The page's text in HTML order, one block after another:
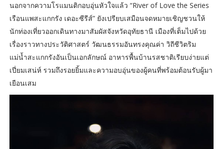
นอกจากความโรแมนติกอบอุ่นหัวใจแล้ว “River of Love the Series
เรือนแพสะแกกรัง เดอะซีรีส์” ยังเปรียบเสมือนจดหมายเชิญชวนให้
นักท่องเที่ยวออกเดินทางมาสัมผัสจังหวัดอุทัยธานี เมืองที่เต็มไปด้วย
เรื่องราวทางประวัติศาสตร์ วัฒนธรรมอันทรงคุณค่า วิถีชีวิตริม
แม่น้ำสะแกกรังอันเป็นเอกลักษณ์ อาหารพื้นบ้านรสชาติเรียบง่ายแต่
เปี่ยมเสน่ห์ รวมถึงรอยยิ้มและความอบอุ่นของผู้คนที่พร้อมต้อนรับผู้มา
เยือนเสม